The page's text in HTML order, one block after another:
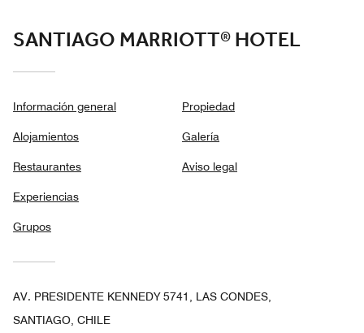
SANTIAGO MARRIOTT® HOTEL
Información general
Alojamientos
Restaurantes
Experiencias
Grupos
Propiedad
Galería
Aviso legal
AV. PRESIDENTE KENNEDY 5741, LAS CONDES,
SANTIAGO, CHILE